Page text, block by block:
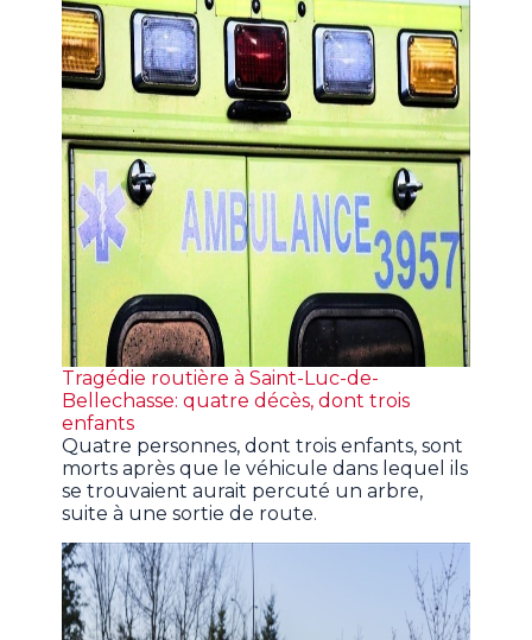
Tragédie routière à Saint-Luc-de-
Bellechasse: quatre décès, dont trois
enfants
Quatre personnes, dont trois enfants, sont
morts après que le véhicule dans lequel ils
se trouvaient aurait percuté un arbre,
suite à une sortie de route.